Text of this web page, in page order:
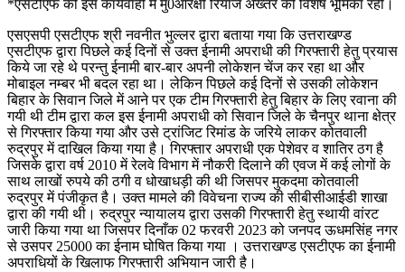
*एसटीएफ की इस कार्यवाही में मु0आरक्षी रियाज अख्तर की विशेष भूमिका रही।
एसएसपी एसटीएफ श्री नवनीत भुल्लर द्वारा बताया गया कि उत्तराखण्ड
एसटीएफ द्वारा पिछले कई दिनों से उक्त ईनामी अपराधी की गिरफ्तारी हेतु प्रयास
किये जा रहे थे परन्तु ईनामी बार-बार अपनी लोकेशन चेंज कर रहा था और
मोबाइल नम्बर भी बदल रहा था। लेकिन पिछले कई दिनों से उसकी लोकेशन
बिहार के सिवान जिले में आने पर एक टीम गिरफ्तारी हेतु बिहार के लिए रवाना की
गयी थी टीम द्वारा कल इस ईनामी अपराधी को सिवान जिले के चैनपुर थाना क्षेत्र
से गिरफ्तार किया गया और उसे ट्रांजिट रिमांड के जरिये लाकर कोतवाली
रुद्रपुर में दाखिल किया गया है। गिरफ्तार अपराधी एक पेशेवर व शातिर ठग है
जिसके द्वारा वर्ष 2010 में रेलवे विभाग में नौकरी दिलाने की एवज में कई लोगों के
साथ लाखों रुपये की ठगी व धोखाधड़ी की थी जिसपर मुकदमा कोतवाली
रुद्रपुर में पंजीकृत है। उक्त मामले की विवेचना राज्य की सीबीसीआईडी शाखा
द्वारा की गयी थी। रुद्रपुर न्यायालय द्वारा उसकी गिरफ्तारी हेतु स्थायी वांरट
जारी किया गया था जिसपर दिनाँक 02 फरवरी 2023 को जनपद ऊधमसिंह नगर
से उसपर 25000 का ईनाम घोषित किया गया । उत्तराखण्ड एसटीएफ का ईनामी
अपराधियों के खिलाफ गिरफ्तारी अभियान जारी है।